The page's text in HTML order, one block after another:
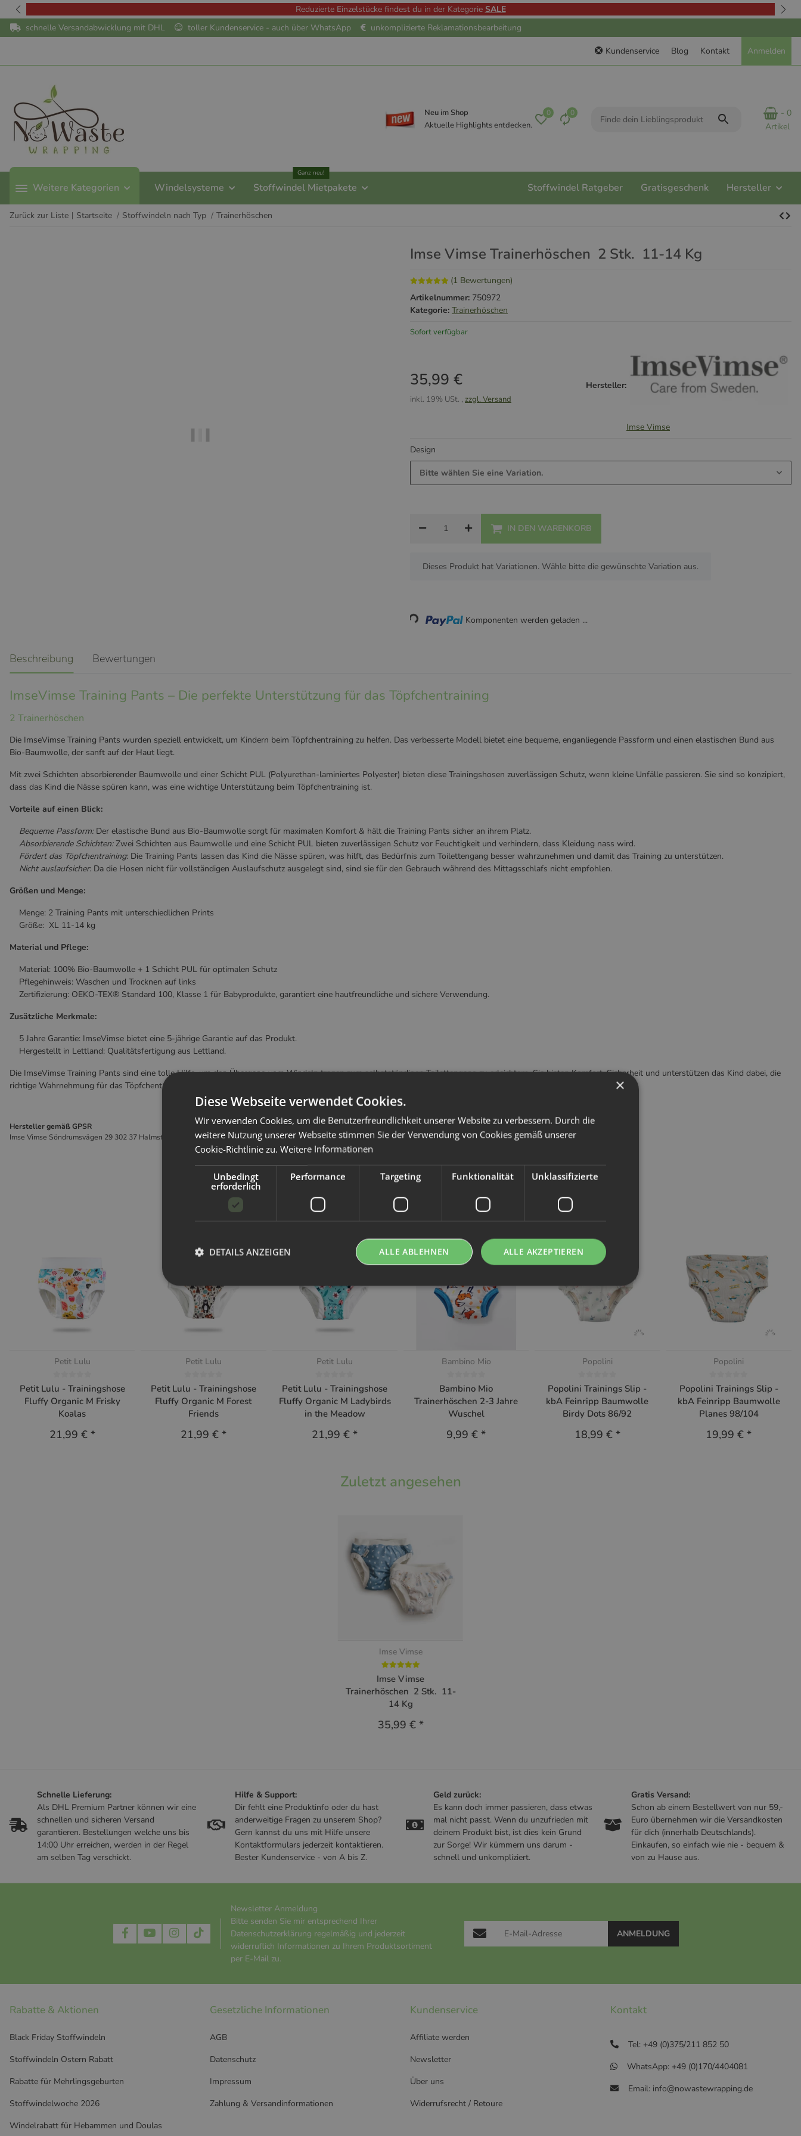
Reduzierte Einzelstücke findest du in der Kategorie SALE
schnelle Versandabwicklung mit DHL
toller Kundenservice - auch über WhatsApp unkomplizierte Reklamationsbearbeitung
Kundenservice Blog Kontakt Anmelden
Neu im Shop
Aktuelle Highlights entdecken.
0 0
- 0
Artikel
Weitere Kategorien Windelsysteme Stoffwindel Mietpakete
Ganz neu!
Stoffwindel Ratgeber Gratisgeschenk Hersteller
Zurück zur Liste Startseite Stoffwindeln nach Typ Trainerhöschen
Imse Vimse Trainerhöschen 2 Stk. 11-14 Kg
(1 Bewertungen)
Artikelnummer: 750972
Kategorie: Trainerhöschen
Sofort verfügbar
35,99 €
inkl. 19% USt. , zzgl. Versand
Hersteller:
Imse Vimse
Design
Bitte wählen Sie eine Variation.
IN DEN WARENKORB
x
Dieses Produkt hat Variationen. Wähle bitte die gewünschte Variation aus.
Loading... Komponenten werden geladen ...
Beschreibung Bewertungen
ImseVimse Training Pants – Die perfekte Unterstützung für das Töpfchentraining
2 Trainerhöschen
Die ImseVimse Training Pants wurden speziell entwickelt, um Kindern beim Töpfchentraining zu helfen. Das verbesserte Modell bietet eine bequeme, enganliegende Passform und einen elastischen Bund aus
Bio-Baumwolle, der sanft auf der Haut liegt.
Mit zwei Schichten absorbierender Baumwolle und einer Schicht PUL (Polyurethan-laminiertes Polyester) bieten diese Trainingshosen zuverlässigen Schutz, wenn kleine Unfälle passieren. Sie sind so konzipiert,
dass das Kind die Nässe spüren kann, was eine wichtige Unterstützung beim Töpfchentraining ist.
Vorteile auf einen Blick:
Bequeme Passform:Der elastische Bund aus Bio-Baumwolle sorgt für maximalen Komfort & hält die Training Pants sicher an ihrem Platz.
Absorbierende Schichten:Zwei Schichten aus Baumwolle und eine Schicht PUL bieten zuverlässigen Schutz vor Feuchtigkeit und verhindern, dass Kleidung nass wird.
Fördert das Töpfchentraining: Die Training Pants lassen das Kind die Nässe spüren, was hilft, das Bedürfnis zum Toilettengang besser wahrzunehmen und damit das Training zu unterstützen.
Nicht auslaufsicher: Da die Hosen nicht für vollständigen Auslaufschutz ausgelegt sind, sind sie für den Gebrauch während des Mittagsschlafs nicht empfohlen.
Größen und Menge:
Menge: 2 Training Pants mit unterschiedlichen Prints
Größe: XL 11-14 kg
Material und Pflege:
Material: 100% Bio-Baumwolle + 1 Schicht PUL für optimalen Schutz
Pflegehinweis: Waschen und Trocknen auf links
Zertifizierung: OEKO-TEX® Standard 100, Klasse 1 für Babyprodukte, garantiert eine hautfreundliche und sichere Verwendung.
Zusätzliche Merkmale:
5 Jahre Garantie: ImseVimse bietet eine 5-jährige Garantie auf das Produkt.
Hergestellt in Lettland: Qualitätsfertigung aus Lettland.
Die ImseVimse Training Pants sind eine tolle Hilfe, um den Übergang vom Windeln tragen zum selbstständigen Toilettengang zu erleichtern. Sie bieten Komfort, Sicherheit und unterstützen das Kind dabei, die
richtige Wahrnehmung für das Töpfchentraining zu entwickeln.
Hersteller gemäß GPSR
Imse Vimse Söndrumsvägen 29 302 37 Halmstad Schweden shop@imsecare.com
Kunden kauften dazu folgende Artikel:
Petit Lulu
Petit Lulu - Trainingshose
Fluffy Organic M Frisky
Koalas
21,99 € *
Petit Lulu
Petit Lulu - Trainingshose
Fluffy Organic M Forest
Friends
21,99 € *
Petit Lulu
Petit Lulu - Trainingshose
Fluffy Organic M Ladybirds
in the Meadow
21,99 €*
Bambino Mio
Bambino Mio
Trainerhöschen 2-3 Jahre
Wuschel
9,99 €*
Popolini
Popolini Trainings Slip -
kbA Feinripp Baumwolle
Birdy Dots 86/92
18,99 € *
Popolini
Popolini Trainings Slip -
kbA Feinripp Baumwolle
Planes 98/104
19,99 €*
Zuletzt angesehen
Imse Vimse
Imse Vimse
Trainerhöschen 2 Stk. 11-
14 Kg
35,99 € *
Schnelle Lieferung:
Als DHL Premium Partner können wir eine
schnellen und sicheren Versand
garantieren. Bestellungen welche uns bis
14:00 Uhr erreichen, werden in der Regel
am selben Tag verschickt.
Hilfe & Support:
Dir fehlt eine Produktinfo oder du hast
anderweitige Fragen zu unserem Shop?
Gern kannst du uns mit Hilfe unsere
Kontaktformulars jederzeit kontaktieren.
Bester Kundenservice - von A bis Z.
Geld zurück:
Es kann doch immer passieren, dass etwas
mal nicht passt. Wenn du unzufrieden mit
deinem Produkt bist, ist dies kein Grund
zur Sorge! Wir kümmern uns darum -
schnell und unkompliziert.
Gratis Versand:
Schon ab einem Bestellwert von nur 59,-
Euro übernehmen wir die Versandkosten
für dich (innerhalb Deutschlands).
Einkaufen, so einfach wie nie - bequem &
von zu Hause aus.
Newsletter Anmeldung
Bitte senden Sie mir entsprechend Ihrer
Datenschutzerklärung regelmäßig und jederzeit
widerruflich Informationen zu Ihrem Produktsortiment
per E-Mail zu.
ANMELDUNG
Rabatte & Aktionen
Black Friday Stoffwindeln
Stoffwindeln Ostern Rabatt
Rabatte für Mehrlingsgeburten
Stoffwindelwoche 2026
Windelrabatt für Hebammen und Doulas
Gesetzliche Informationen
AGB
Datenschutz
Impressum
Zahlung & Versandinformationen
Kundenservice
Affiliate werden
Newsletter
Über uns
Widerrufsrecht / Retoure
Kontakt
Tel: +49 (0)375/211 852 50
WhatsApp: +49 (0)170/4404081
Email: info@nowastewrapping.de
×
Diese Webseite verwendet Cookies.
Wir verwenden Cookies, um die Benutzerfreundlichkeit unserer Website zu verbessern. Durch die
weitere Nutzung unserer Webseite stimmen Sie der Verwendung von Cookies gemäß unserer
Cookie-Richtlinie zu. Weitere Informationen
Unbedingt
erforderlich
Performance Targeting Funktionalität Unklassifizierte
ALLE AKZEPTIEREN
ALLE ABLEHNEN
DETAILS ANZEIGEN